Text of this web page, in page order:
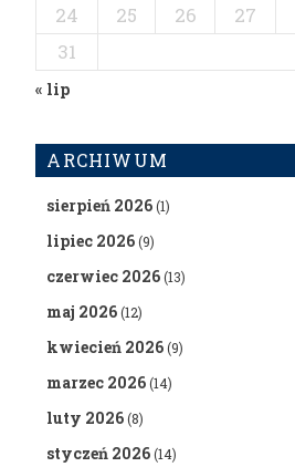
24
25 26 27
31
« lip
ARCHIWUM
sierpień 2026(1)
lipiec 2026(9)
czerwiec 2026(13)
maj 2026(12)
kwiecień 2026(9)
marzec 2026(14)
luty 2026(8)
styczeń 2026(14)